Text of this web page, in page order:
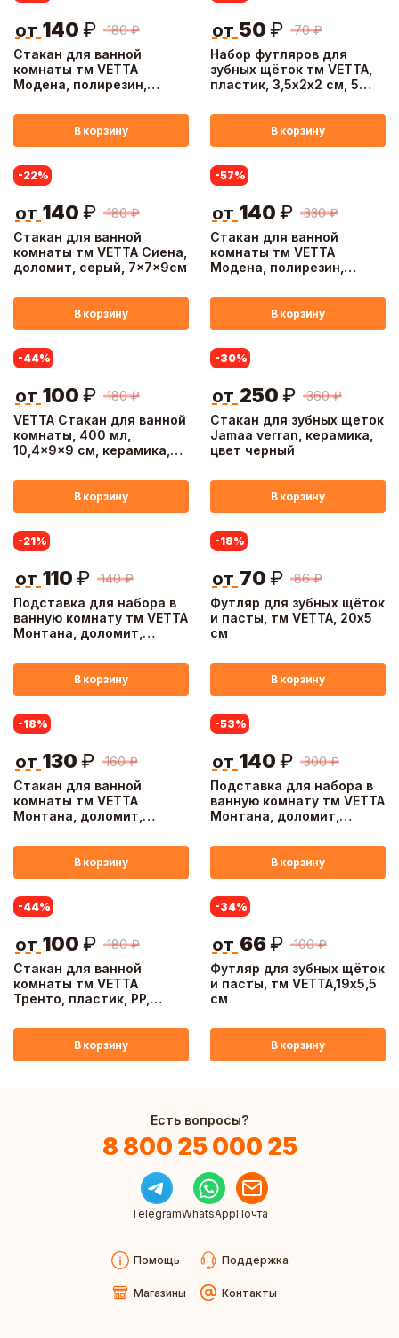
Стакан для ванной
комнаты тм VETTA
Модена, полирезин,
180 ₽
от 140 ₽
В корзину
Набор футляров для
зубных щёток тм VETTA,
пластик, 3,5х2х2 см, 5
70 ₽
от 50 ₽
В корзину
Стакан для ванной
комнаты тм VETTA Сиена,
доломит, серый, 7x7x9см
-22%
180 ₽
от 140 ₽
В корзину
Стакан для ванной
комнаты тм VETTA
Модена, полирезин,
-57%
330 ₽
от 140 ₽
В корзину
VETTA Стакан для ванной
комнаты, 400 мл,
10,4x9x9 см, керамика,
-44%
180 ₽
от 100 ₽
В корзину
Стакан для зубных щеток
Jamaa verran, керамика,
цвет черный
-30%
360 ₽
от 250 ₽
В корзину
Подставка для набора в
ванную комнату тм VETTA
Монтана, доломит,
-21%
140 ₽
от 110 ₽
В корзину
Футляр для зубных щёток
и пасты, тм VETTA, 20х5
см
-18%
86 ₽
от 70 ₽
В корзину
Стакан для ванной
комнаты тм VETTA
Монтана, доломит,
-18%
160 ₽
от 130 ₽
В корзину
Подставка для набора в
ванную комнату тм VETTA
Монтана, доломит,
16,5x9,2x2,5см
-53%
300 ₽
от 140 ₽
В корзину
Стакан для ванной
комнаты тм VETTA
Тренто, пластик, PP,
-44%
180 ₽
от 100 ₽
В корзину
Футляр для зубных щёток
и пасты, тм VETTA,19х5,5
см
-34%
100 ₽
от 66₽
В корзину
Есть вопросы?
8 800 25 000 25
TelegramWhatsAppПочта
Помощь Поддержка
Магазины Контакты